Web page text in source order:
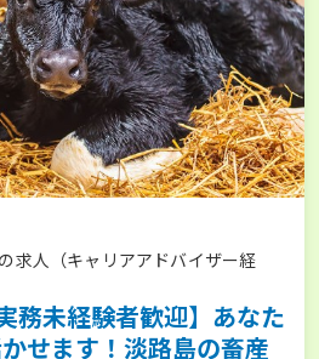
求人（キャリアアドバイザー経
務未経験者歓迎】あなた
せます！淡路島の畜産